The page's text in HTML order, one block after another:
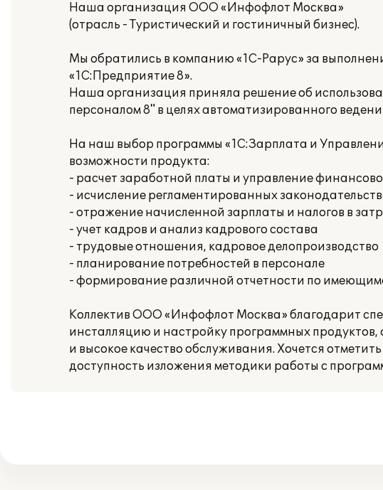
Наша организация ООО «Инфофлот Москва»
(отрасль - Туристический и гостиничный бизнес).
Мы обратились в компанию «1С-Рарус» за
«1С:Предприятие 8».
Наша организация приняла решение об
персоналом 8" в целях автоматизированного
На наш выбор программы «1С:Зарплата и
возможности продукта:
- расчет заработной платы и управление
- исчисление регламентированных
- отражение начисленной зарплаты и налогов в
- учет кадров и анализ кадрового состава
- трудовые отношения, кадровое делопроизводство
- планирование потребностей в персонале
- формирование различной отчетности по
Коллектив ООО «Инфофлот Москва» благодарит
инсталляцию и настройку программных
и высокое качество обслуживания. Хочется
доступность изложения методики работы с